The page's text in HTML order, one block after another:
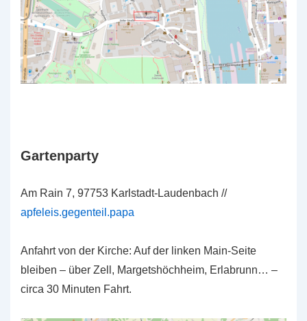
Gartenparty
Am Rain 7, 97753 Karlstadt-Laudenbach //
apfeleis.gegenteil.papa
Anfahrt von der Kirche: Auf der linken Main-Seite
bleiben – über Zell, Margetshöchheim, Erlabrunn… –
circa 30 Minuten Fahrt.